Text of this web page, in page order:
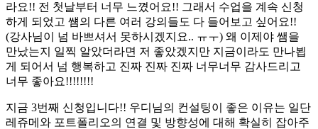
라요!! 전 첫날부터 너무 느꼈어요!! 그래서 수업을 계속 신청
하게 되었고 썜의 다른 여러 강의들도 다 들어보고 싶어요!!
(강사님이 넘 바쁘셔서 못하시겠지요.. ㅠㅜ) 왜 이제야 쌤을
만났는지 일찍 알았더라면 저 좋았겠지만 지금이라도 만나뵙
게 되어서 넘 행복하고 진짜 진짜 진짜 너무너무 감사드리고
너무 좋아요!!!!!!!!
지금 3번째 신청입니다!! 우디님의 컨설팅이 좋은 이유는 일단
레쥬메와 포트폴리오의 연결 및 방향성에 대해 확실히 잡아주